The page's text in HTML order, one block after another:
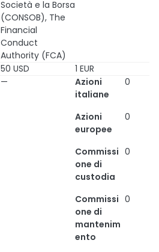
Società e la Borsa
(CONSOB), The
Financial
Conduct
Authority (FCA)
50 USD
1 EUR
—
Azioni
italiane
0
Azioni
europee
0
Commissi
one di
custodia
0
Commissi
one di
mantenim
ento
0